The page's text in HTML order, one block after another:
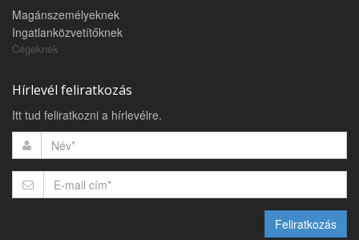
Magánszemélyeknek
Ingatlanközvetítőknek
Cégeknek
Hírlevél feliratkozás
Itt tud feliratkozni a hírlevélre.
Feliratkozás